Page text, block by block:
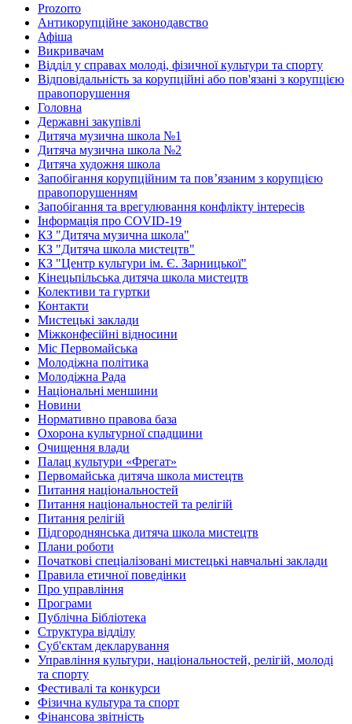
Prozorro
Антикорупційне законодавство
Афіша
Викривачам
Відділ у справах молоді, фізичної культури та спорту
Відповідальність за корупційні або пов'язані з корупцією
правопорушення
Головна
Державні закупівлі
Дитяча музична школа №1
Дитяча музична школа №2
Дитяча художня школа
Запобігання корупційним та пов’язаним з корупцією
правопорушенням
Запобігання та врегулювання конфлікту інтересів
Інформація про COVID-19
КЗ "Дитяча музична школа"
КЗ "Дитяча школа мистецтв"
КЗ "Центр культури ім. Є. Зарницької"
Кінецьпільська дитяча школа мистецтв
Колективи та гуртки
Контакти
Мистецькі заклади
Міжконфесійні відносини
Міс Первомайська
Молодіжна політика
Молодіжна Рада
Національні меншини
Новини
Нормативно правова база
Охорона культурної спадщини
Очищення влади
Палац культури «Фрегат»
Первомайська дитяча школа мистецтв
Питання національностей
Питання національностей та релігій
Питання релігій
Підгороднянська дитяча школа мистецтв
Плани роботи
Початкові спеціалізовані мистецькі навчальні заклади
Правила етичної поведінки
Про управління
Програми
Публічна Бібліотека
Структура відділу
Суб'єктам декларування
Управління культури, національностей, релігій, молоді
та спорту
Фестивалі та конкурси
Фізична культура та спорт
Фінансова звітність